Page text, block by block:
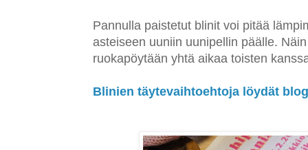
Pannulla paistetut blinit voi pitää
asteiseen uuniin uunipellin päälle.
ruokapöytään yhtä aikaa toisten
Blinien täytevaihtoehtoja löydät